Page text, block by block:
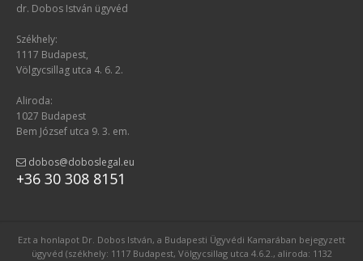
dr. Dobos István ügyvéd
Székhely:
1117 Budapest,
Völgycsillag utca 4. 6. 2.
Aliroda:
1027 Budapest
Bem József utca 9. 3. em.
dobos@doboslegal.eu
+36 30 308 8151
Ezt a honlapot Dr. Dobos István, a Budapesti Ügyvédi Kamarában bejegyzett
ügyvéd (székhely: 1117 Budapest, Völgycsillag utca 4.6.2., aliroda: 1132